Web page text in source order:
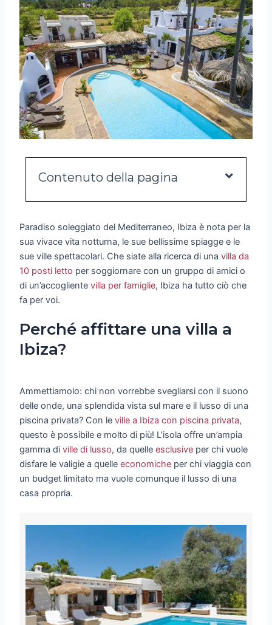
Contenuto della pagina
Paradiso soleggiato del Mediterraneo, Ibiza è nota per la
sua vivace vita notturna, le sue bellissime spiagge e le
sue ville spettacolari. Che siate alla ricerca di unavilla da
10 posti letto per soggiornare con un gruppo di amici o
di un’accoglientevilla per famiglie, Ibiza ha tutto ciò che
fa per voi.
Perché affittare una villa a
Ibiza?
Ammettiamolo: chi non vorrebbe svegliarsi con il suono
delle onde, una splendida vista sul mare e il lusso di una
piscina privata? Con leville a Ibiza con piscina privata,
questo è possibile e molto di più! L’isola offre un’ampia
gamma diville di lusso, da quelleesclusive per chi vuole
disfare le valigie a quelleeconomiche per chi viaggia con
un budget limitato ma vuole comunque il lusso di una
casa propria.